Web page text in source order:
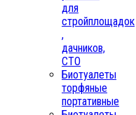
для
стройплощадок
,
дачников,
СТО
Биотуалеты
торфяные
портативные